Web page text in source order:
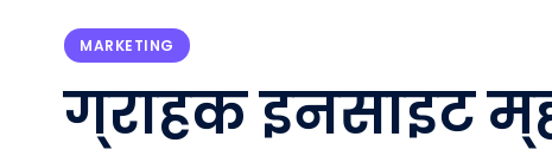
MARKETING
ग्राहक इनसाइट